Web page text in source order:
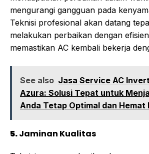
mengurangi gangguan pada
Teknisi profesional akan datang
melakukan perbaikan dengan
memastikan AC kembali bekerja
See also Jasa Service AC
Azura: Solusi Tepat untuk
Anda Tetap Optimal dan Hemat
5.Jaminan Kualitas